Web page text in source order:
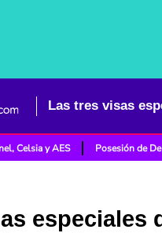
Celsia y AES Posesión de
especiales